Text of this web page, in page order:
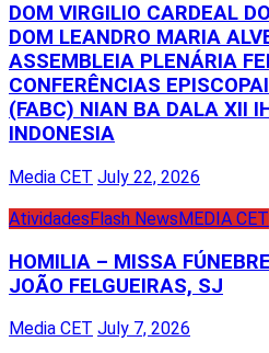
DOM VIRGILIO CARDEAL
DOM LEANDRO MARIA
ASSEMBLEIA PLENÁRIA
CONFERÊNCIAS
(FABC) NIAN BA DALA XII
INDONESIA
Media CET July 22, 2026
AtividadesFlash NewsMEDIA CET
HOMILIA – MISSA
JOÃO FELGUEIRAS, SJ
Media CET July 7, 2026